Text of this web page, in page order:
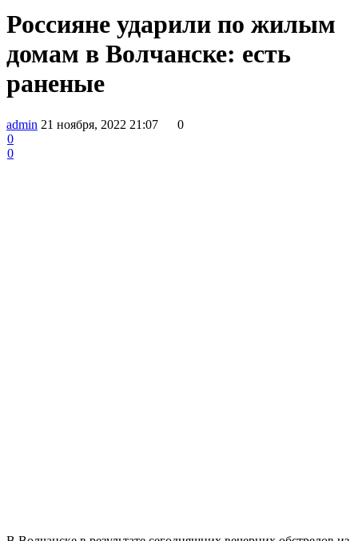
Россияне ударили по жилым
домам в Волчанске: есть
раненые
admin 21 ноября, 2022 21:07
0
0
0